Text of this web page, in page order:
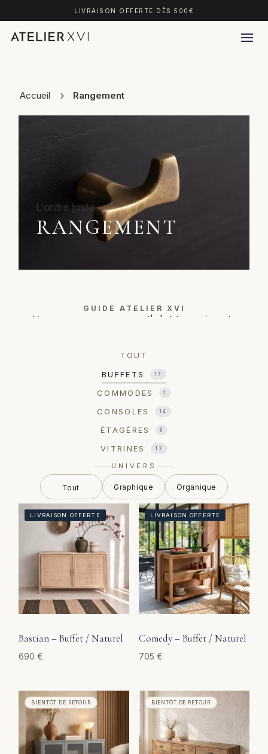
LIVRAISON OFFERTE DÈS 500€
Accueil Rangement
RANGEMENT
GUIDE ATELIER XVI
Un rangement ne range pas, il choisit ce qu'on voit.
BUFFETS 17
COMMODES 1
CONSOLES 14
ÉTAGÈRES 8
VITRINES 12
TOUT
UNIVERS
Graphique Organique
LIVRAISON OFFERTE
Bastian – Buffet / Naturel
690€
LIVRAISON OFFERTE
Comedy – Buffet / Naturel
705 €